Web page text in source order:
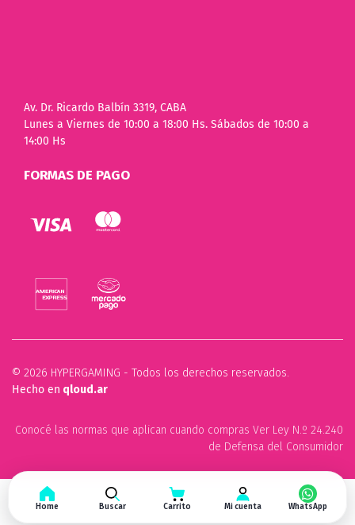
Av. Dr. Ricardo Balbín 3319, CABA
Lunes a Viernes de 10:00 a 18:00 Hs. Sábados de 10:00 a
14:00 Hs
FORMAS DE PAGO
© 2026 HYPERGAMING - Todos los derechos reservados.
Hecho en qloud.ar
Conocé las normas que aplican cuando compras Ver Ley N.º 24.240
de Defensa del Consumidor
Home Buscar Carrito Mi cuenta